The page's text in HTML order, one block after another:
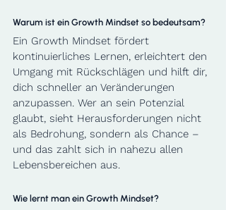
Warum ist ein Growth Mindset so bedeutsam?
Ein Growth Mindset fördert
kontinuierliches Lernen, erleichtert den
Umgang mit Rückschlägen und hilft dir,
dich schneller an Veränderungen
anzupassen. Wer an sein Potenzial
glaubt, sieht Herausforderungen nicht
als Bedrohung, sondern als Chance –
und das zahlt sich in nahezu allen
Lebensbereichen aus.
Wie lernt man ein Growth Mindset?